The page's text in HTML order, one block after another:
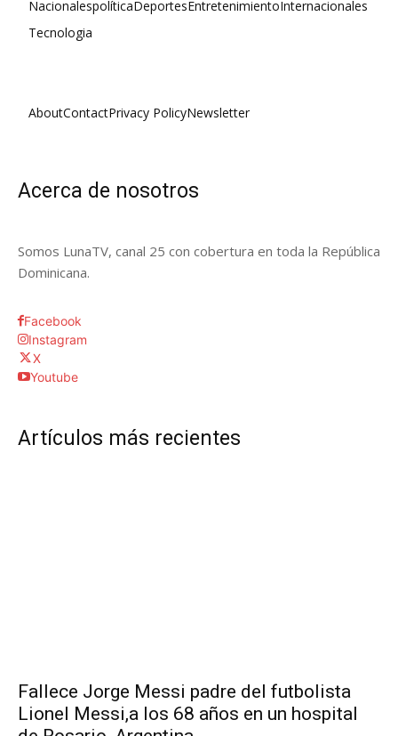
NacionalespolíticaDeportesEntretenimientoInternacionales
Tecnologia
AboutContactPrivacy PolicyNewsletter
Acerca de nosotros
Somos LunaTV, canal 25 con cobertura en toda la República
Dominicana.
Facebook
Instagram
X
Youtube
Artículos más recientes
Fallece Jorge Messi padre del futbolista
Lionel Messi,a los 68 años en un hospital